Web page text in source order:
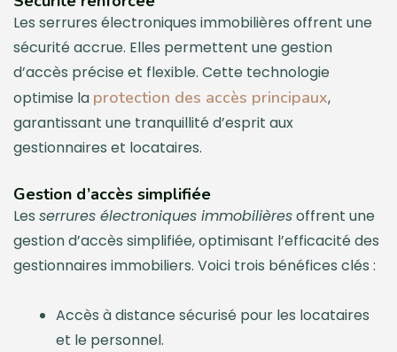
Les serrures électroniques immobilières offrent une
sécurité accrue. Elles permettent une gestion
d’accès précise et flexible. Cette technologie
optimise la protection des accès principaux,
garantissant une tranquillité d’esprit aux
gestionnaires et locataires.
Gestion d’accès simplifiée
Les serrures électroniques immobilièresoffrent une
gestion d’accès simplifiée, optimisant l’efficacité des
gestionnaires immobiliers. Voici trois bénéfices clés :
Accès à distance sécurisé pour les locataires
et le personnel.